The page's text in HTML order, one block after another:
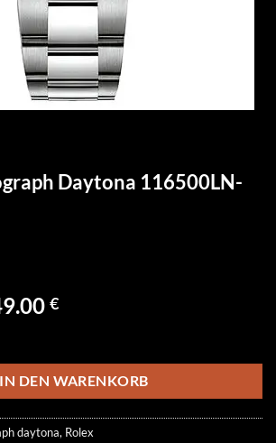
Daytona 116500LN-
€
€Aktueller
249.00 €.
IN DEN WARENKORB
daytona, Rolex